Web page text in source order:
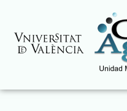
contenido